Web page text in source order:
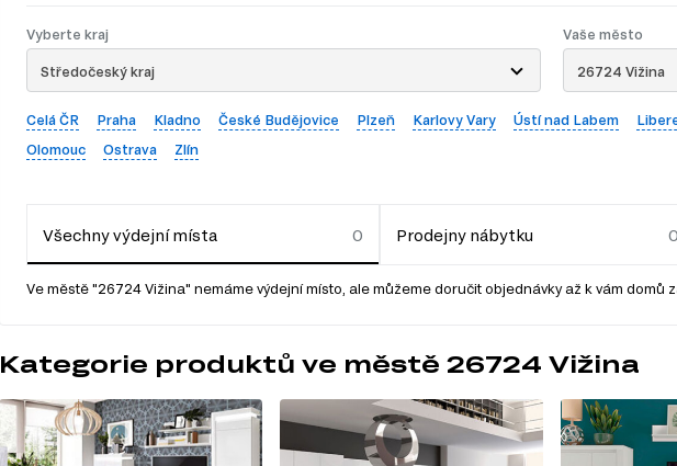
Vyberte kraj
Středočeský kraj
Vaše město
26724 Vižina
Celá ČR Praha Kladno České Budějovice Plzeň Karlovy Vary Ústí nad Labem
Olomouc
Ostrava Zlín
Všechny výdejní místa Prodejny nábytku
Ve městě "26724 Vižina" nemáme výdejní místo, ale můžeme doručit objednávky až k vám domů
Kategorie produktů ve městě 26724 Vižina